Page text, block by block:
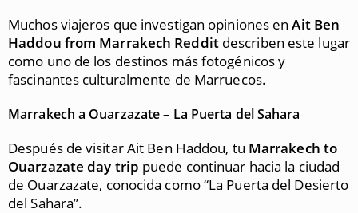
Muchos viajeros que investigan opiniones enAit Ben
Haddou from Marrakech Redditdescriben este lugar
como uno de los destinos más fotogénicos y
fascinantes culturalmente de Marruecos.
Marrakech a Ouarzazate – La Puerta del Sahara
Después de visitar Ait Ben Haddou, tu Marrakech to
Ouarzazate day trip puede continuar hacia la ciudad
de Ouarzazate, conocida como “La Puerta del Desierto
del Sahara”.